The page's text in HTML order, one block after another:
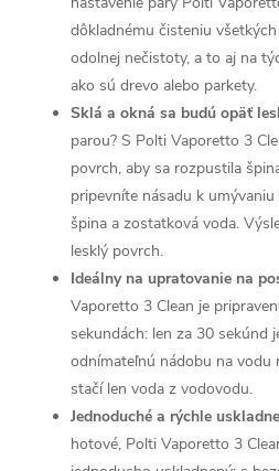
dôkladnému čisteniu
odolnej nečistoty, a to aj na
ako sú drevo alebo parkety.
Sklá a okná sa budú opäť
parou? S Polti Vaporetto 3
povrch, aby sa rozpustila
pripevníte násadu k
špina a zostatková voda.
lesklý povrch.
Ideálny na upratovanie na
Vaporetto 3 Clean je
sekundách: len za 30 sekúnd
odnímateľnú nádobu na vodu
stačí len voda z vodovodu.
Jednoduché a rýchle
hotové, Polti Vaporetto 3